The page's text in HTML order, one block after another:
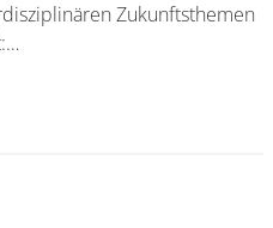
Zukunftsthemen